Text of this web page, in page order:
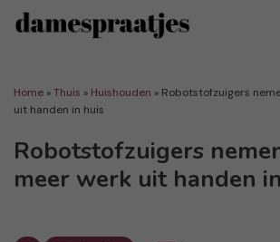
Home »Thuis » Huishouden » Robotstofzuigers
uit handen in huis
Robotstofzuigers
meer werk uit handen